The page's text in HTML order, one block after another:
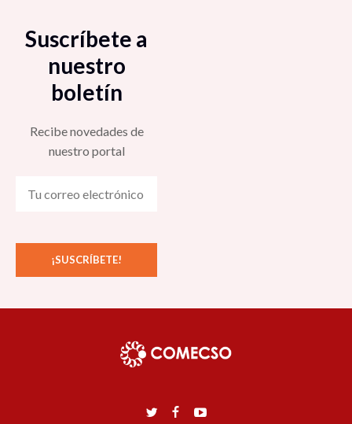
Suscríbete a
nuestro
boletín
Recibe novedades de
nuestro portal